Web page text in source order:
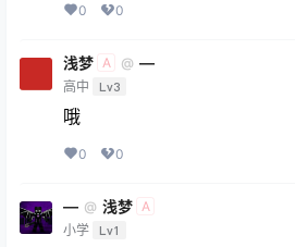
0 0
浅梦 A @ —
高中 Lv3
哦
0 0
— @ 浅梦 A
小学 Lv1